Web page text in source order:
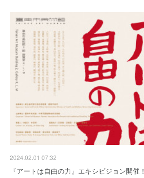
2024.02.01 07:32
『アートは自由の力』エキシビジョン開催！